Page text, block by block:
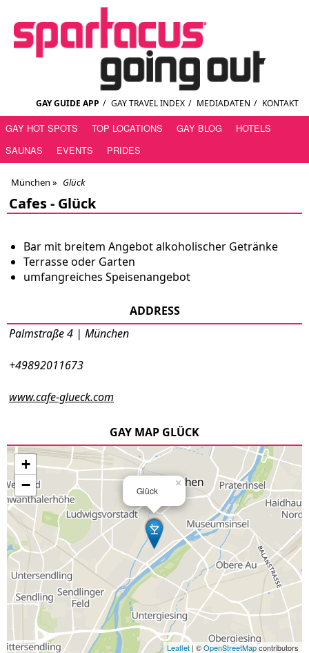
GAY GUIDE APP / GAY TRAVEL INDEX / MEDIADATEN / KONTAKT
GAY HOT SPOTS TOP LOCATIONS GAY BLOG
HOTELS
SAUNAS
EVENTS PRIDES
München » Glück
Cafes - Glück
Bar mit breitem Angebot alkoholischer Getränke
Terrasse oder Garten
umfangreiches Speisenangebot
ADDRESS
Palmstraße 4 | München
+49892011673
www.cafe-glueck.com
GAY MAP GLÜCK
Glück
×
+
−
Leaflet | ©OpenStreetMapcontributors